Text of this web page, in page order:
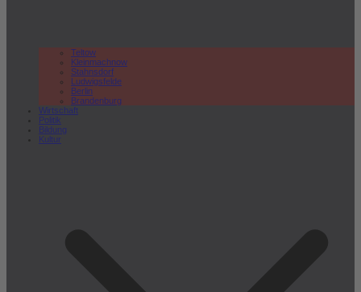
Teltow
Kleinmachnow
Stahnsdorf
Ludwigsfelde
Berlin
Brandenburg
Wirtschaft
Politik
Bildung
Kultur